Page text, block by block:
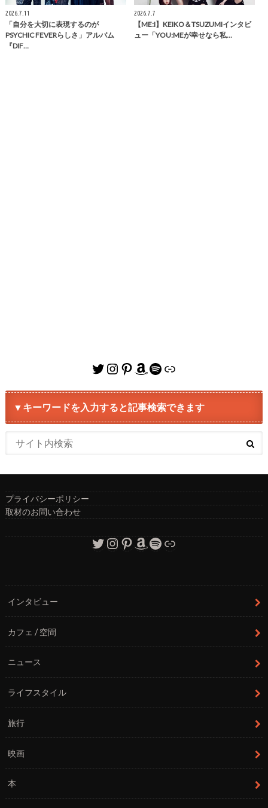
2026.7.11
「自分を大切に表現するのが
PSYCHIC FEVERらしさ」アルバム
『DIF…
2026.7.7
【ME:I】KEIKO＆TSUZUMIインタビ
ュー「YOU:MEが幸せなら私…
Twitter
Instagram
Pinterest
Amazon
Spotify
リンク
▼キーワードを入力すると記事検索できます
プライバシーポリシー
取材のお問い合わせ
Twitter
Instagram
Pinterest
Amazon
Spotify
リンク
インタビュー
カフェ / 空間
ニュース
ライフスタイル
旅行
映画
本